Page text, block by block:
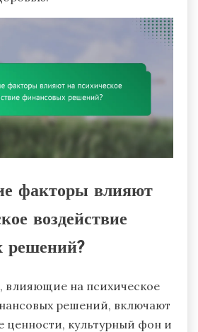
факторы влияют
воздействие
решений?
влияющие на психическое
решений, включают
ценности, культурный фон и